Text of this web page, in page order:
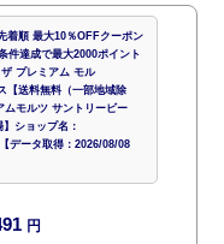
着順 最大10％OFFクーポン
件達成で最大2000ポイント
プレミアム モル
【送料無料（一部地域除
ムモルツ サントリービー
ショップ名：
データ取得：2026/08/08
円